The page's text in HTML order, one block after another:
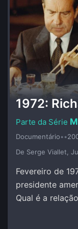
1972:
Documentário••
De Serge Viallet,
Fevereiro de
presidente
Qual é a